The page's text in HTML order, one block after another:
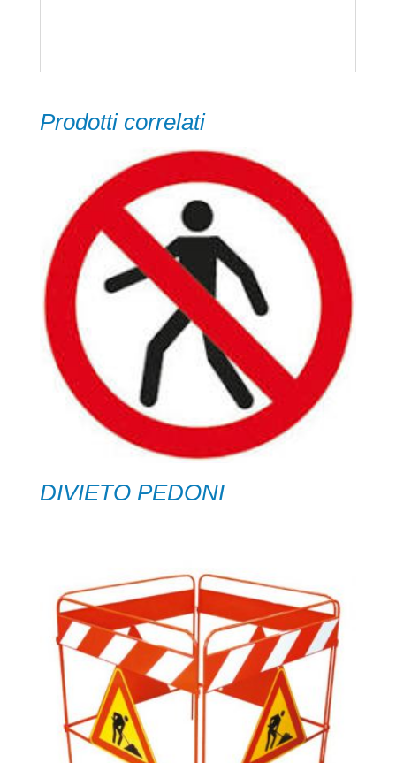
Prodotti correlati
DIVIETO PEDONI